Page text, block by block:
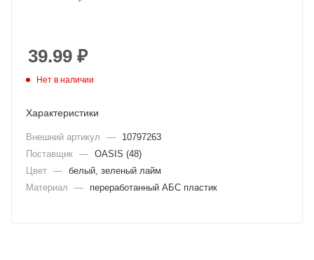
39.99 ₽
Нет в наличии
Характеристики
Внешний артикул —
10797263
Поставщик — OASIS (48)
Цвет — белый, зеленый лайм
Материал
— переработанный АБС пластик